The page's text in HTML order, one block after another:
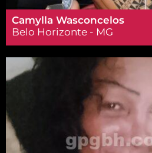
Camylla Wasconcelos
Belo Horizonte - MG